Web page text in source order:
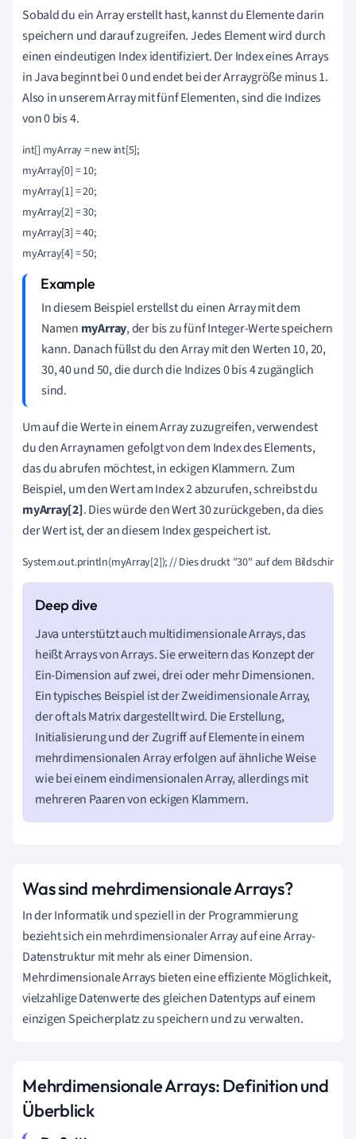
Sobald du ein Array erstellt hast, kannst du Elemente darin
speichern und darauf zugreifen. Jedes Element wird durch
einen eindeutigen Index identifiziert. Der Index eines Arrays
in Java beginnt bei 0 und endet bei der Arraygröße minus 1.
Also in unserem Array mit fünf Elementen, sind die Indizes
von 0 bis 4.
int[] myArray = new int[5];
myArray[0] = 10;
myArray[1] = 20;
myArray[2] = 30;
myArray[3] = 40;
myArray[4] = 50;
In diesem Beispiel erstellst du einen Array mit dem
Namen myArray, der bis zu fünf Integer-Werte speichern
kann. Danach füllst du den Array mit den Werten 10, 20,
30, 40 und 50, die durch die Indizes 0 bis 4 zugänglich
sind.
Um auf die Werte in einem Array zuzugreifen, verwendest
du den Arraynamen gefolgt von dem Index des Elements,
das du abrufen möchtest, in eckigen Klammern. Zum
Beispiel, um den Wert am Index 2 abzurufen, schreibst du
myArray[2]. Dies würde den Wert 30 zurückgeben, da dies
der Wert ist, der an diesem Index gespeichert ist.
Java unterstützt auch multidimensionale Arrays, das
heißt Arrays von Arrays. Sie erweitern das Konzept der
Ein-Dimension auf zwei, drei oder mehr Dimensionen.
Ein typisches Beispiel ist der Zweidimensionale Array,
der oft als Matrix dargestellt wird. Die Erstellung,
Initialisierung und der Zugriff auf Elemente in einem
mehrdimensionalen Array erfolgen auf ähnliche Weise
wie bei einem eindimensionalen Array, allerdings mit
mehreren Paaren von eckigen Klammern.
Was sind mehrdimensionale Arrays?
In der Informatik und speziell in der Programmierung
bezieht sich ein mehrdimensionaler Array auf eine Array-
Datenstruktur mit mehr als einer Dimension.
Mehrdimensionale Arrays bieten eine effiziente Möglichkeit,
vielzahlige Datenwerte des gleichen Datentyps auf einem
einzigen Speicherplatz zu speichern und zu verwalten.
Mehrdimensionale Arrays: Definition und
Überblick